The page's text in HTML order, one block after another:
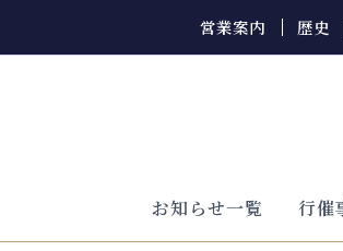
営業案内 歴史
お知らせ一覧 行催